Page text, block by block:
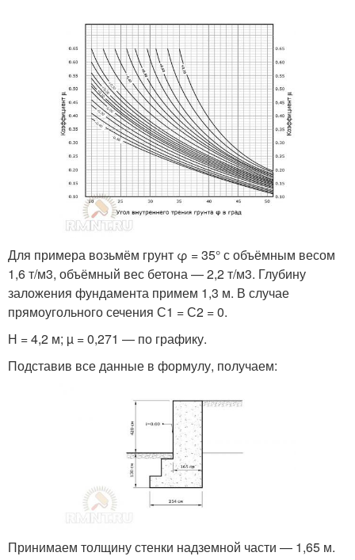
Для примера возьмём грунт φ = 35° с объёмным весом
1,6 т/м3, объёмный вес бетона — 2,2 т/м3. Глубину
заложения фундамента примем 1,3 м. В случае
прямоугольного сечения С1 = С2 = 0.
Н = 4,2 м; µ = 0,271 — по графику.
Подставив все данные в формулу, получаем:
Принимаем толщину стенки надземной части — 1,65 м.